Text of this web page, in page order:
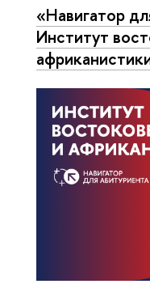
«Навигатор
Институт